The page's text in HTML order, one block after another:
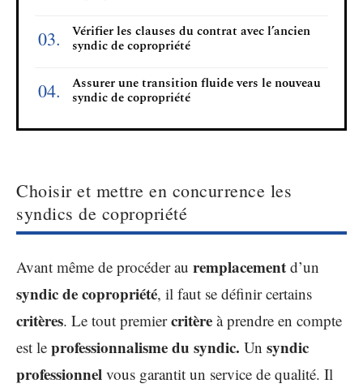
Vérifier les clauses du contrat avec l’ancien
syndic de copropriété
Assurer une transition fluide vers le nouveau
syndic de copropriété
Choisir et mettre en concurrence les
syndics de copropriété
Avant même de procéder au remplacement d’un
syndic de copropriété, il faut se définir certains
critères. Le tout premiercritère à prendre en compte
est le professionnalisme du syndic. Un syndic
professionnel vous garantit un service de qualité. Il